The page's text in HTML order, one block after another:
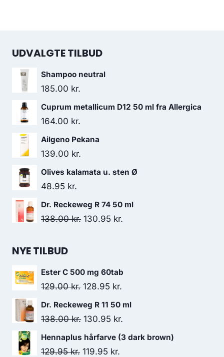
UDVALGTE TILBUD
Shampoo neutral
185.00 kr.
Cuprum metallicum D12 50 ml fra Allergica
164.00 kr.
Ailgeno Pekana
139.00 kr.
Olives kalamata u. sten Ø
48.95 kr.
Dr. Reckeweg R 74 50 ml
138.00kr. Den
138.00 kr..
130.95 kr.
NYE TILBUD
Ester C 500 mg 60tab
129.00kr. Den
oprindelige
pris
var:
129.00 kr..
128.95 kr.
aktuelle
Dr. Reckeweg R 11 50 ml
138.00kr. Den
oprindelige
pris
130.95 kr.
aktuelle
Hennaplus hårfarve (3 dark brown)
129.95kr. Den
119.95 kr.